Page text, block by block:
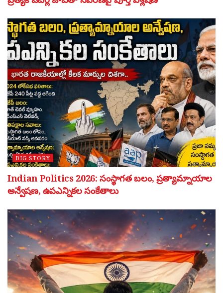
BIG STORY
Indian Politics 2026: సంస్థాగత బలం, ప్రత్యామ్నాయాల
అన్వేషణ, ఉపఎన్నికల సంకేతాలు